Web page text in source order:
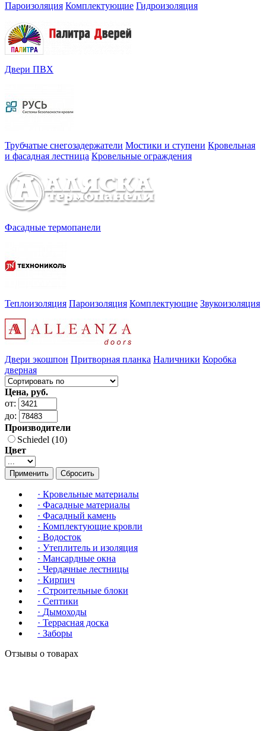
Пароизоляция Комплектующие Гидроизоляция
Двери ПВХ
Трубчатые снегозадержатели Мостики и ступени Кровельная
и фасадная лестница Кровельные ограждения
Фасадные термопанели
Теплоизоляция Пароизоляция Комплектующие Звукоизоляция
Двери экошпон Притворная планка Наличники Коробка
дверная
Цена, руб.
от:
до:
Производители
Schiedel (10)
Цвет
Применить Сбросить
· Кровельные материалы
· Фасадные материалы
· Фасадный камень
· Комплектующие кровли
· Водосток
· Утеплитель и изоляция
· Мансардные окна
· Чердачные лестницы
· Кирпич
· Строительные блоки
· Септики
· Дымоходы
· Террасная доска
· Заборы
Отзывы о товарах